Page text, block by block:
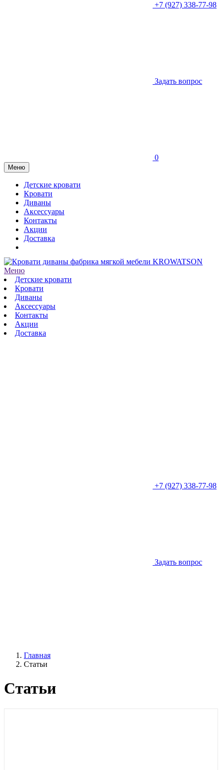
+7 (927) 338-77-98
Задать вопрос
0
Меню
Детские кровати
Кровати
Диваны
Аксессуары
Контакты
Акции
Доставка
Меню
Детские кровати
Кровати
Диваны
Аксессуары
Контакты
Акции
Доставка
+7 (927) 338-77-98
Задать вопрос
Главная
Статьи
Статьи